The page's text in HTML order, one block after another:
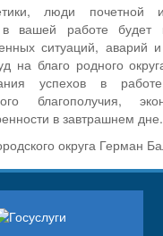
люди почетной
в вашей работе будет
ситуаций, аварий
на благо родного
успехов в
благополучия,
в завтрашнем дне.
округа Герман